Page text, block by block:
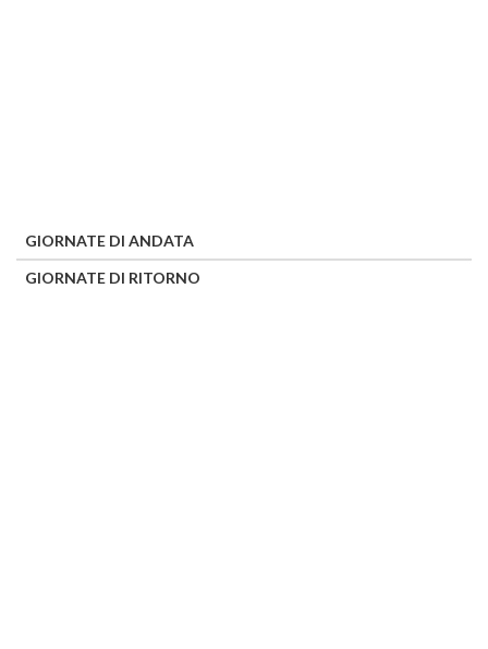
GIORNATE DI ANDATA
GIORNATE DI RITORNO